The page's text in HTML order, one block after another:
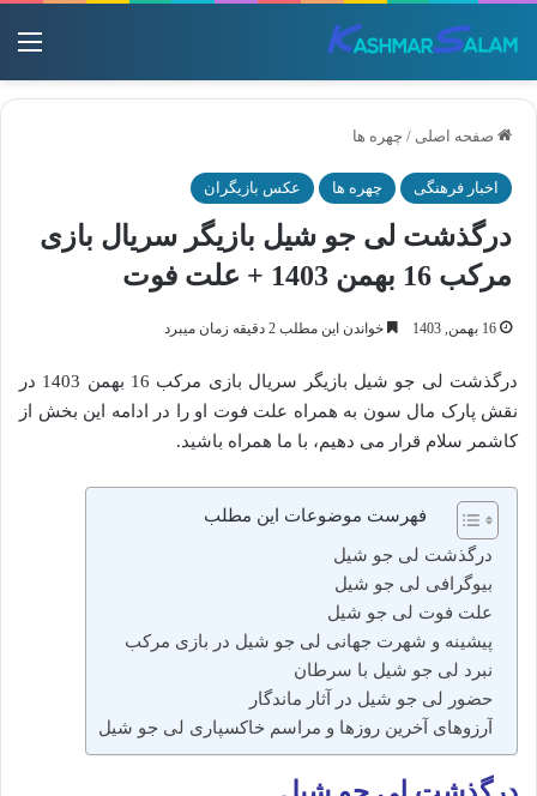
صفحه اصلی / چهره ها
اخبار فرهنگی چهره ها عکس بازیگران
درگذشت لی جو شیل بازیگر سریال بازی
مرکب 16 بهمن 1403 + علت فوت
16 بهمن, 1403 خواندن این مطلب 2 دقیقه زمان میبرد
درگذشت لی جو شیل بازیگر سریال بازی مرکب 16 بهمن 1403 در
نقش پارک مال سون به همراه علت فوت او را در ادامه این بخش از
کاشمر سلام قرار می دهیم، با ما همراه باشید.
فهرست موضوعات این مطلب
درگذشت لی جو شیل
بیوگرافی لی جو شیل
علت فوت لی جو شیل
پیشینه و شهرت جهانی لی جو شیل در بازی مرکب
نبرد لی جو شیل با سرطان
حضور لی جو شیل در آثار ماندگار
آرزوهای آخرین روزها و مراسم خاکسپاری لی جو شیل